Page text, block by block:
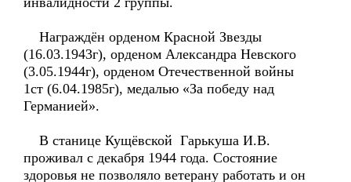
Награждён орденом Красной Звезды
(16.03.1943г), орденом Александра Невского
(3.05.1944г), орденом Отечественной войны
1ст (6.04.1985г), медалью «За победу над
Германией».
В станице Кущёвской Гарькуша И.В.
проживал с декабря 1944 года. Состояние
здоровья не позволяло ветерану работать и он